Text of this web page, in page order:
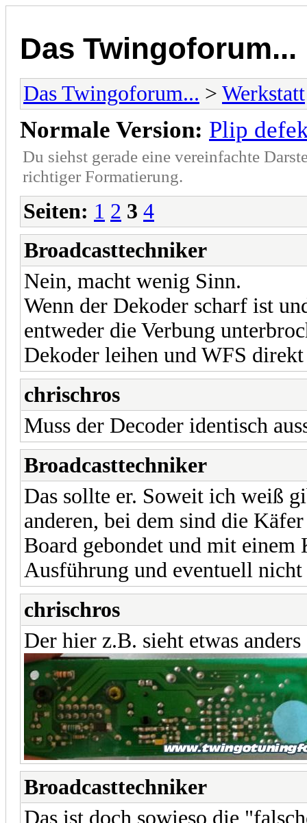
Das Twingoforum...
Das Twingoforum... > Werkstatt
Normale Version: Plip
Du siehst gerade eine vereinfachte
richtiger Formatierung.
Seiten: 1 2 3 4
Broadcasttechniker
Nein, macht wenig Sinn.
Wenn der Dekoder scharf ist
entweder die Verbung
Dekoder leihen und WFS
chrischros
Muss der Decoder identisch
Broadcasttechniker
Das sollte er. Soweit ich weiß
anderen, bei dem sind die
Board gebondet und mit einem
Ausführung und eventuell nicht
chrischros
Der hier z.B. sieht etwas
Broadcasttechniker
Das ist doch sowieso die